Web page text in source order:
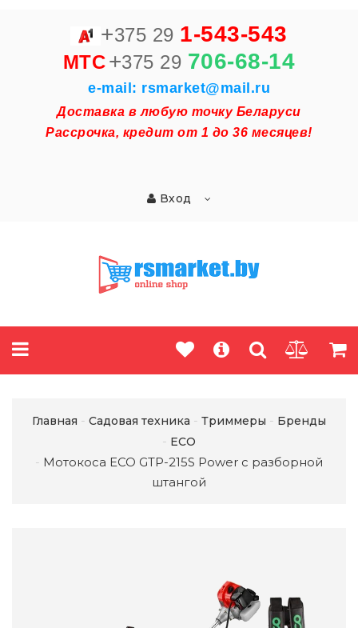
+375 29 1-543-543
MTC+375 29 706-68-14
e-mail: rsmarket@mail.ru
Доставка в любую точку Беларуси
Рассрочка, кредит от 1 до 36 месяцев!
Вход
Главная Садовая техника Триммеры
Бренды
ECO
Мотокоса ECO GTP-215S Power с разборной
штангой